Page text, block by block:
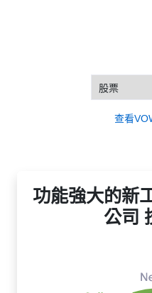
查看
功能強大的新
公司